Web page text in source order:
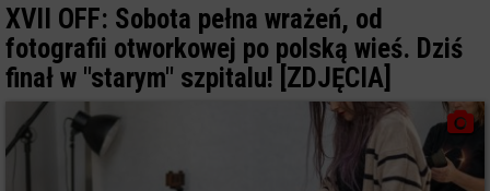
XVII OFF: Sobota pełna wrażeń, od
fotografii otworkowej po polską wieś. Dziś
finał w "starym" szpitalu! [ZDJĘCIA]